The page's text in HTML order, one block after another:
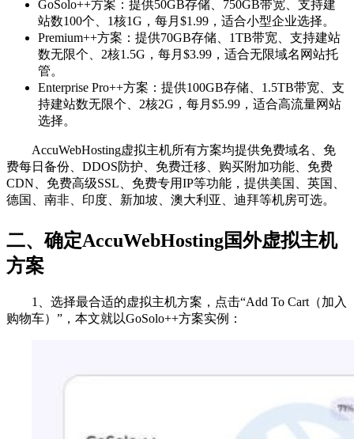
GoSolo++方案：提供50GB存储、750GB带宽、支持建
站数100个、1核1G，每月$1.99，​适合小型企业选择。
Premium++方案：提供70GB存储、1TB带宽、支持建站
数无限个、2核1.5G，每月$3.99，​适合无限域名网站托
管。
Enterprise Pro++方案：提供100GB存储、1.5TB带宽、支
持建站数无限个、2核2G，每月$5.99，​适合高流量网站
选择。
AccuWebHosting虚拟主机所有方案均提供免费域名、免
费每日备份、DDOS防护、免费迁移、购买附加功能、免费
CDN、免费高级SSL、免费专用IP等功能，提供美国、英国、
德国、南非、印度、新加坡、澳大利亚、迪拜等机房可选。
二、确定AccuWebHosting国外虚拟主机
方案
1、选择最合适的虚拟主机方案，点击“Add To Cart（加入
购物车）”，本文就以GoSolo++方案实例：